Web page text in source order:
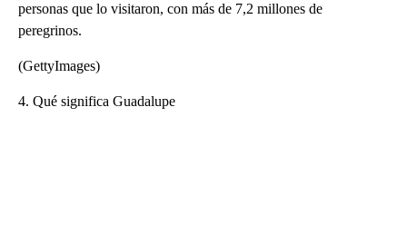
personas que lo visitaron, con más de 7,2 millones de
peregrinos.
(GettyImages)
4. Qué significa Guadalupe